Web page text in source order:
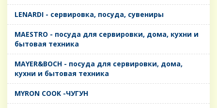
LENARDI - сервировка, посуда, сувениры
MAESTRO - посуда для сервировки, дома, кухни и
бытовая техника
MAYER&BOCH - посуда для сервировки, дома,
кухни и бытовая техника
MYRON COOK -ЧУГУН